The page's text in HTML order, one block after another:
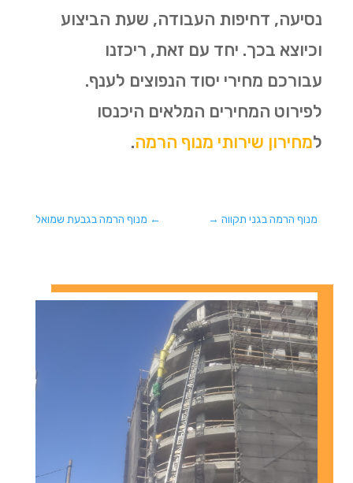
נסיעה, דחיפות העבודה, שעת הביצוע
וכיוצא בכך. יחד עם זאת, ריכזנו
עבורכם מחירי יסוד הנפוצים לענף.
לפירוט המחירים המלאים היכנסו
למחירון שירותי מנוף הרמה.
← מנוף הרמה בגבעת שמואל מנוף הרמה בגני תקווה→